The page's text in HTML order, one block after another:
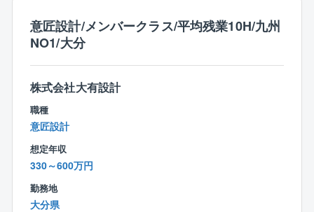
【同社の特徴】
〇日本一ストレスがない会社造りを目指す企業！
■代表者自身が社員として勤務していた際に嫌だったこ
とは同社社員には経験させたくない、自身が働きたく
なるような会社にしたいという思いが代表者の根底に
あります。従って、正当に評価される独自の評価制度
をはじめ、ストレスのない環境、家族を大事にする等
の考えが根付いています。（パワハラやセクハラの徹
底排除、充実した福利厚生による人間関係の円滑化、
無駄な業務による残業など）
〇ワークライフバランス充実
意匠設計/メンバークラス/平均残業10H/九州
NO1/大分
株式会社大有設計
職種
意匠設計
想定年収
330～600万円
勤務地
大分県